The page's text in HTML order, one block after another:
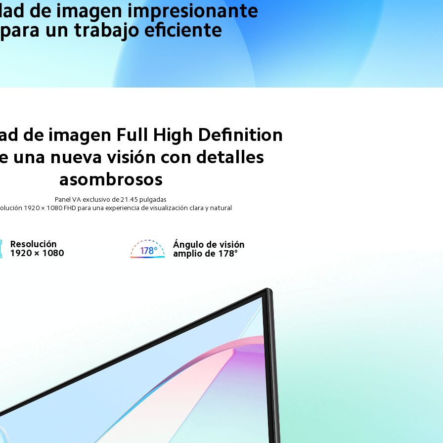
de imagen impresionante
para un trabajo eficiente
de imagen Full High Definition
una nueva visión con detalles
asombrosos
Panel VA exclusivo de 21.45 pulgadas
1920 × 1080 FHD para una experiencia de visualización clara y natural
Resolución
1920 × 1080
Ángulo de visión
amplio de 178°